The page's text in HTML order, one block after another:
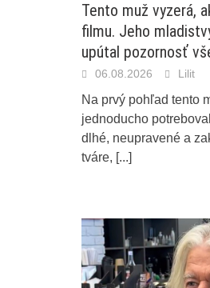
Tento muž vyzerá,
filmu. Jeho
upútal pozornosť
06.08.2026 Lilit
Na prvý pohľad tento
jednoducho
dlhé, neupravené a
tváre, [...]